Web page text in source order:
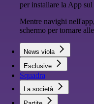
per installare la App
Mentre navighi
schermo per tornare
News viola
Esclusive
Squadra
La società